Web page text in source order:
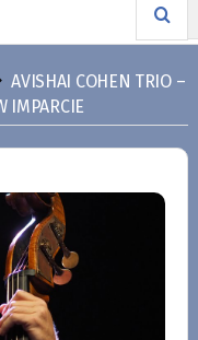
AVISHAI COHEN TRIO –
IMPARCIE